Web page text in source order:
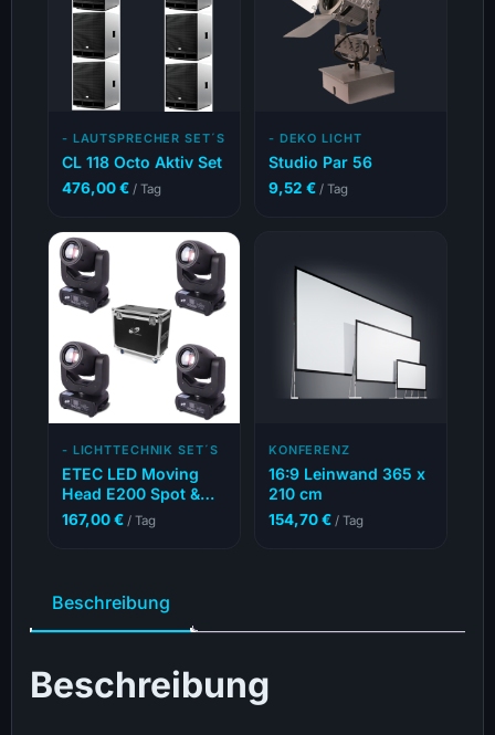
- LAUTSPRECHER SET´S
CL 118 Octo Aktiv Set
476,00€ / Tag
- DEKO LICHT
Studio Par 56
9,52 € / Tag
- LICHTTECHNIK SET´S
ETEC LED Moving
Head E200 Spot &
Beam
167,00€ / Tag
KONFERENZ
16:9 Leinwand 365 x
210 cm
154,70€ / Tag
Beschreibung
Beschreibung